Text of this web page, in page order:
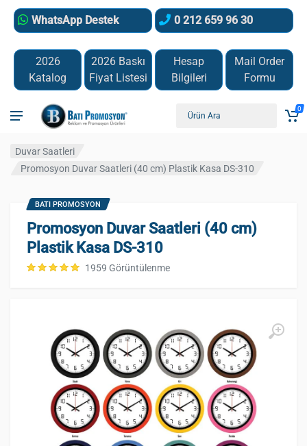
WhatsApp Destek 0 212 659 96 30
2026
Katalog
2026 Baskı
Fiyat Listesi
Hesap
Bilgileri
Mail Order
Formu
0
Duvar Saatleri
Promosyon Duvar Saatleri (40 cm) Plastik Kasa DS-310
Promosyon Duvar Saatleri (40 cm)
Plastik Kasa DS-310
1959 Görüntülenme
BATI PROMOSYON